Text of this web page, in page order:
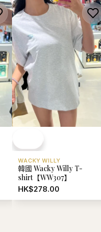
WACKY WILLY
韓國 Wacky Willy T-
shirt【WW307】
HK$278.00